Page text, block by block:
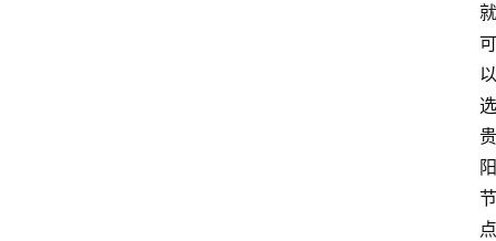
就
可
以
选
贵
阳
节
点